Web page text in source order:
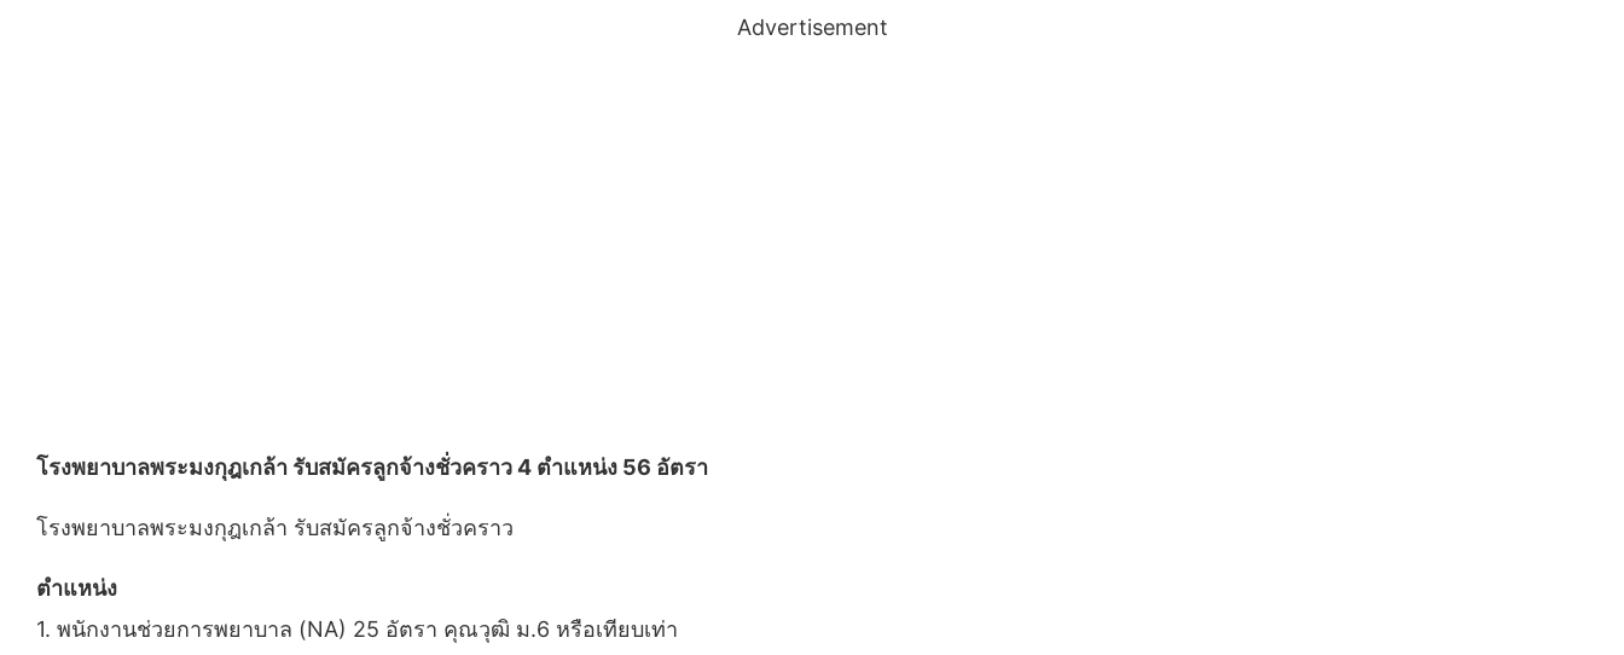
Advertisement
โรงพยาบาลพระมงกุฎเกล้า รับสมัครลูกจ้างชั่วคราว 4 ตำแหน่ง 56 อัตรา
โรงพยาบาลพระมงกุฎเกล้า รับสมัครลูกจ้างชั่วคราว
ตำแหน่ง
1. พนักงานช่วยการพยาบาล (NA) 25 อัตรา คุณวุฒิ ม.6 หรือเทียบเท่า